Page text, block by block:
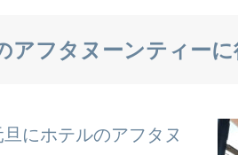
アフタヌーンティー
にホテルのアフタヌ